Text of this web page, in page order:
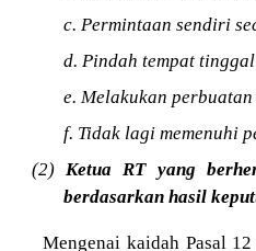
c. Permintaan sendiri
d. Pindah tempat
e. Melakukan
f. Tidak lagi memenuhi
(2)Ketua RT yang
berdasarkan hasil
Mengenai kaidah Pasal